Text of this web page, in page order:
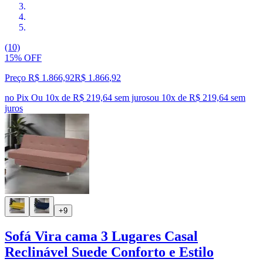
(10)
15% OFF
Preço R$ 1.866,92R$ 1.866,92
no Pix Ou 10x de R$ 219,64 sem jurosou 10x de R$ 219,64 sem
juros
+9
Sofá Vira cama 3 Lugares Casal
Reclinável Suede Conforto e Estilo